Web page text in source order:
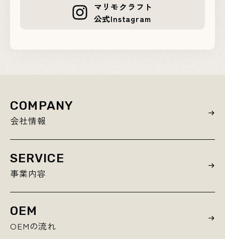
マリモクラフト
公式Instagram
COMPANY
会社情報
SERVICE
事業内容
OEM
OEMの流れ